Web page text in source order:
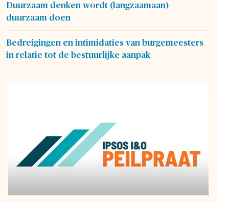
Duurzaam denken wordt (langzaamaan)
duurzaam doen
Bedreigingen en intimidaties van burgemeesters
in relatie tot de bestuurlijke aanpak